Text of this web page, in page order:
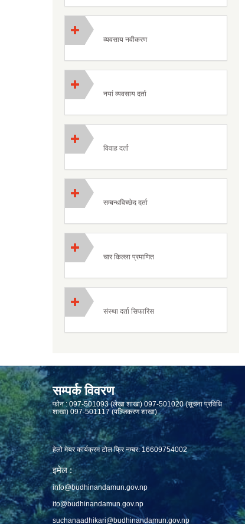
व्यवसाय नवीकरण
नयां व्यवसाय दर्ता
विवाह दर्ता
सम्बन्धविच्छेद दर्ता
चार किल्ला प्रमाणित
संस्था दर्ता सिफारिस
सम्पर्क विवरण
फाेन : 097-501093 (लेखा शाखा) 097-501020 (सूचना प्रविधि
शाखा) 097-501117 (पञ्जिकरण शाखा)
हेलो मेयर कार्यक्रम टोल फ्रि नम्बर: 16609754002
इमेल :
info@budhinandamun.gov.np
ito@budhinandamun.gov.np
suchanaadhikari@budhinandamun.gov.np